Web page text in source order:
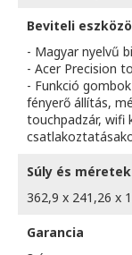
Beviteli
- Magyar nyelvű
- Acer Precision
- Funkció
fényerő állítás,
touchpadzár, wifi
Súly és méretek
362,9 x 241,26 x
Garancia